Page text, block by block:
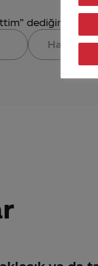
dediğin
Hayır